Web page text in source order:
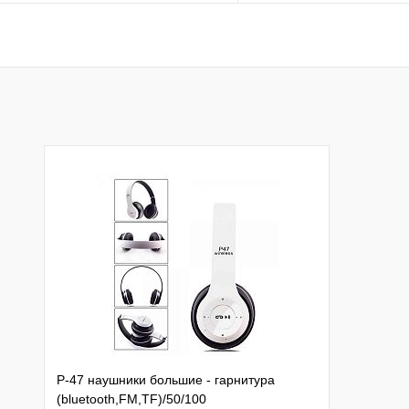
P-47 наушники большие - гарнитура
(bluetooth,FM,TF)/50/100